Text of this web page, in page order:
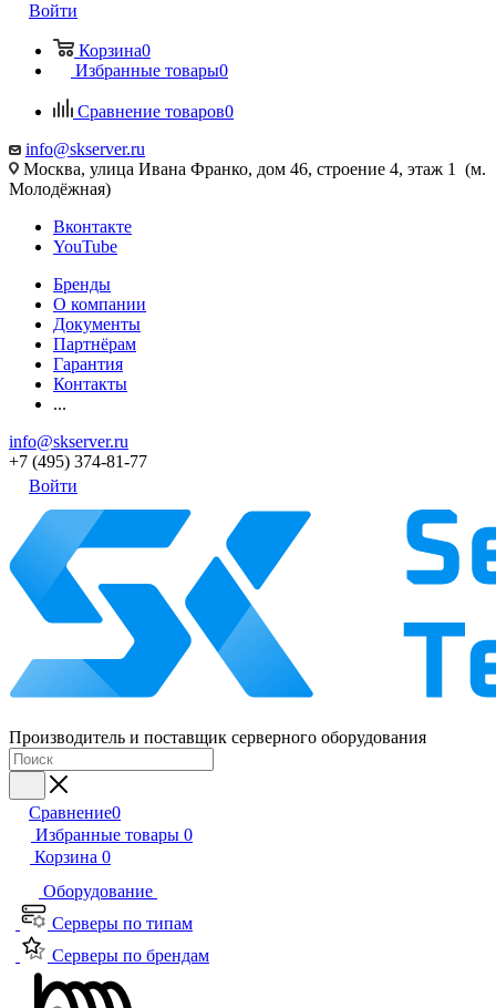
Войти
Корзина0
Избранные товары0
Сравнение товаров0
info@skserver.ru
Москва, улица Ивана Франко, дом 46, строение 4, этаж 1 (м.
Молодёжная)
Вконтакте
YouTube
Бренды
О компании
Документы
Партнёрам
Гарантия
Контакты
...
info@skserver.ru
+7 (495) 374-81-77
Войти
Производитель и поставщик серверного оборудования
Сравнение0
Избранные товары 0
Корзина 0
Оборудование
Серверы по типам
Серверы по брендам